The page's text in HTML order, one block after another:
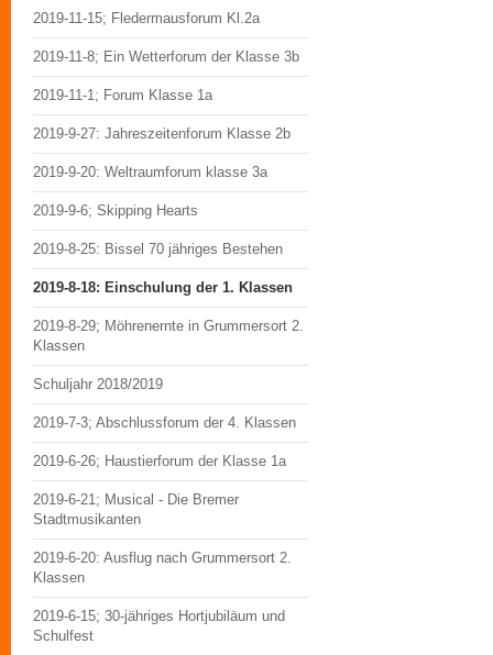
2019-11-15; Fledermausforum Kl.2a
2019-11-8; Ein Wetterforum der Klasse 3b
2019-11-1; Forum Klasse 1a
2019-9-27: Jahreszeitenforum Klasse 2b
2019-9-20: Weltraumforum klasse 3a
2019-9-6; Skipping Hearts
2019-8-25: Bissel 70 jähriges Bestehen
2019-8-18: Einschulung der 1. Klassen
2019-8-29; Möhrenernte in Grummersort 2.
Klassen
Schuljahr 2018/2019
2019-7-3; Abschlussforum der 4. Klassen
2019-6-26; Haustierforum der Klasse 1a
2019-6-21; Musical - Die Bremer
Stadtmusikanten
2019-6-20: Ausflug nach Grummersort 2.
Klassen
2019-6-15; 30-jähriges Hortjubiläum und
Schulfest